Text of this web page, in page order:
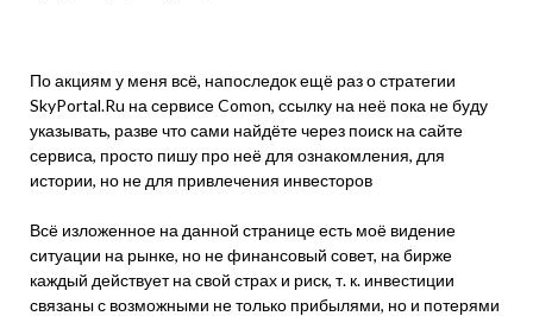
По акциям у меня всё, напоследок ещё раз о стратегии
SkyPortal.Ru на сервисе Comon, ссылку на неё пока не буду
указывать, разве что сами найдёте через поиск на сайте
сервиса, просто пишу про неё для ознакомления, для
истории, но не для привлечения инвесторов
Всё изложенное на данной странице есть моё видение
ситуации на рынке, но не финансовый совет, на бирже
каждый действует на свой страх и риск, т. к. инвестиции
связаны с возможными не только прибылями, но и потерями